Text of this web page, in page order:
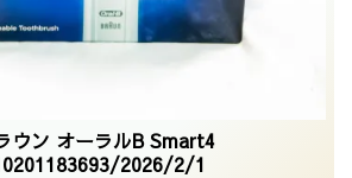
ウン オーラルB Smart4
2026/2/1